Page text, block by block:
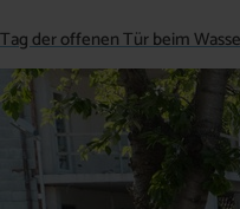
Tag der offenen Tür beim